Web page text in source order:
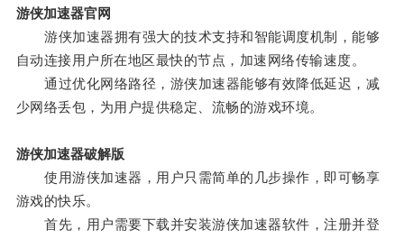
游侠加速器官网
游侠加速器拥有强大的技术支持和智能调度机制，能够
自动连接用户所在地区最快的节点，加速网络传输速度。
通过优化网络路径，游侠加速器能够有效降低延迟，减
少网络丢包，为用户提供稳定、流畅的游戏环境。
游侠加速器破解版
使用游侠加速器，用户只需简单的几步操作，即可畅享
游戏的快乐。
首先，用户需要下载并安装游侠加速器软件，注册并登